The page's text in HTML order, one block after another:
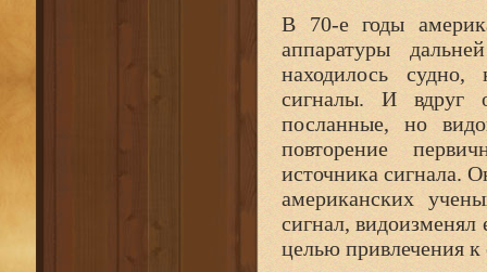
В 70-е годы
аппаратуры
находилось
сигналы. И вдруг
посланные, но
повторение
источника сигнала.
американских
сигнал, видоизменял
целью привлечения